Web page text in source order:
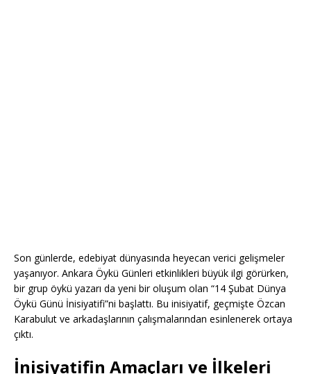
Son günlerde, edebiyat dünyasında heyecan verici gelişmeler
yaşanıyor. Ankara Öykü Günleri etkinlikleri büyük ilgi görürken,
bir grup öykü yazarı da yeni bir oluşum olan “14 Şubat Dünya
Öykü Günü İnisiyatifi”ni başlattı. Bu inisiyatif, geçmişte Özcan
Karabulut ve arkadaşlarının çalışmalarından esinlenerek ortaya
çıktı.
İnisiyatifin Amaçları ve İlkeleri